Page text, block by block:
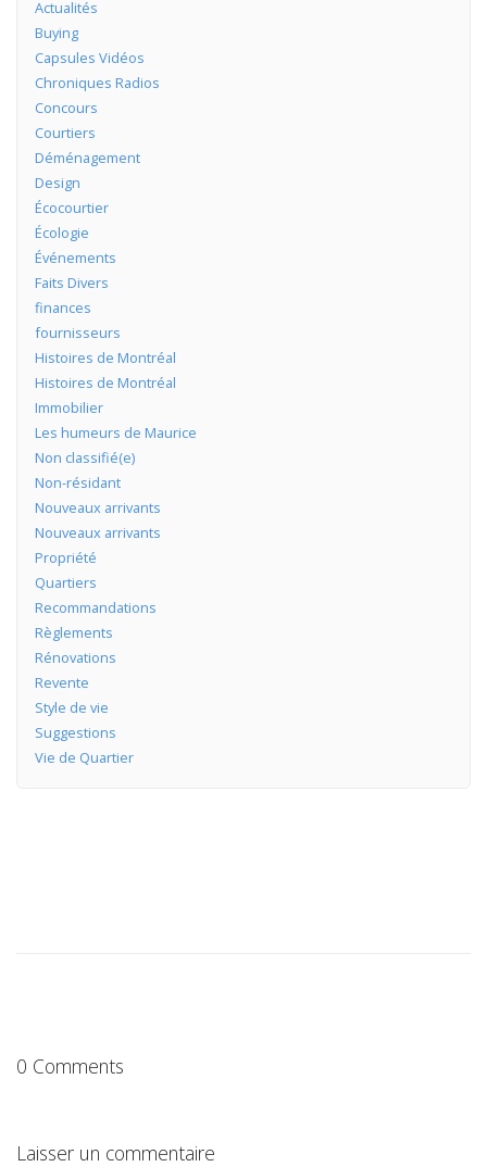
Actualités
Buying
Capsules Vidéos
Chroniques Radios
Concours
Courtiers
Déménagement
Design
Écocourtier
Écologie
Événements
Faits Divers
finances
fournisseurs
Histoires de Montréal
Histoires de Montréal
Immobilier
Les humeurs de Maurice
Non classifié(e)
Non-résidant
Nouveaux arrivants
Nouveaux arrivants
Propriété
Quartiers
Recommandations
Règlements
Rénovations
Revente
Style de vie
Suggestions
Vie de Quartier
0 Comments
Laisser un commentaire